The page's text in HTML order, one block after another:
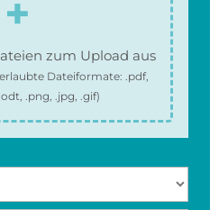
zum Upload aus
Dateiformate: .pdf,
.png, .jpg, .gif)